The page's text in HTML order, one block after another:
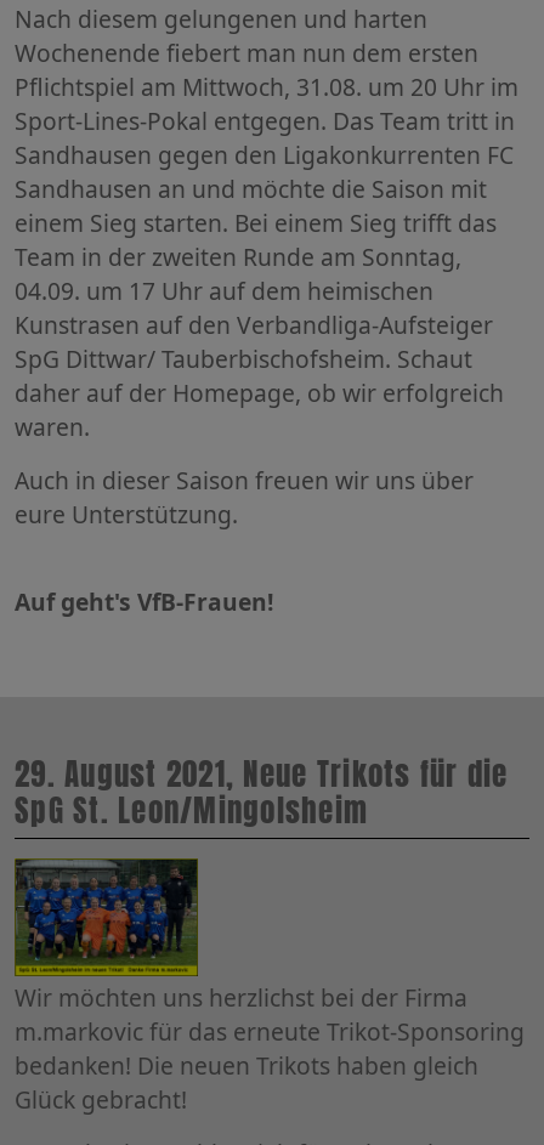
Nach diesem gelungenen und harten
Wochenende fiebert man nun dem ersten
Pflichtspiel am Mittwoch, 31.08. um 20 Uhr im
Sport-Lines-Pokal entgegen. Das Team tritt in
Sandhausen gegen den Ligakonkurrenten FC
Sandhausen an und möchte die Saison mit
einem Sieg starten. Bei einem Sieg trifft das
Team in der zweiten Runde am Sonntag,
04.09. um 17 Uhr auf dem heimischen
Kunstrasen auf den Verbandliga-Aufsteiger
SpG Dittwar/ Tauberbischofsheim. Schaut
daher auf der Homepage, ob wir erfolgreich
waren.
Auch in dieser Saison freuen wir uns über
eure Unterstützung.
Auf geht's VfB-Frauen!
29. August 2021, Neue Trikots für die
SpG St. Leon/Mingolsheim
Wir möchten uns herzlichst bei der Firma
m.markovic für das erneute Trikot-Sponsoring
bedanken! Die neuen Trikots haben gleich
Glück gebracht!